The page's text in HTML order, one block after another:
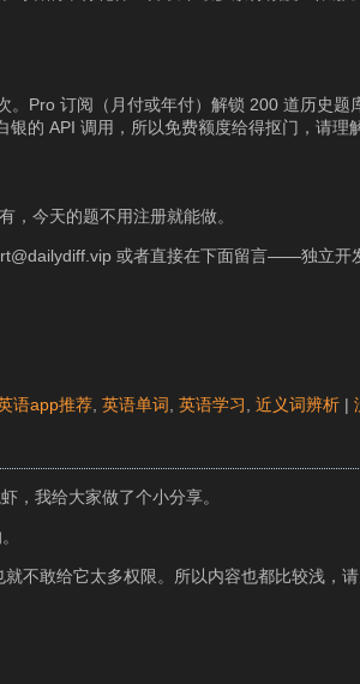
Pro 订阅（月付或年付）解锁 200 道历史题
的 API 调用，所以免费额度给得抠门，请理
，今天的题不用注册就能做。
或者直接在下面留言——独立开
语app推荐 英语单词 英语学习 近义词辨析 |
，我给大家做了个小分享。
不敢给它太多权限。所以内容也都比较浅，请